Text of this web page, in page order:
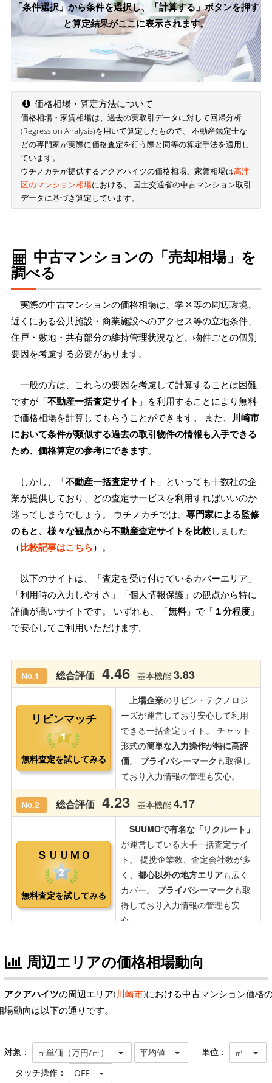
「条件選択」から条件を選択し、「計算する」ボタンを押す
と算定結果がここに表示されます。
価格相場・算定方法について
価格相場・家賃相場は、過去の実取引データに対して回帰分析
(Regression Analysis)を用いて算定したもので、 不動産鑑定士な
どの専門家が実際に価格査定を行う際と同等の算定手法を適用し
ています。
ウチノカチが提供するアクアハイツの価格相場、家賃相場は高津
区のマンション相場における、 国土交通省の中古マンション取引
データに基づき算定しています。
中古マンションの「売却相場」を
調べる
実際の中古マンションの価格相場は、学区等の周辺環境、
近くにある公共施設・商業施設へのアクセス等の立地条件、
住戸・敷地・共有部分の維持管理状況など、物件ごとの個別
要因を考慮する必要があります。
一般の方は、これらの要因を考慮して計算することは困難
ですが「不動産一括査定サイト 」を利用することにより無料
で価格相場を計算してもらうことができます。 また、 川崎市
において条件が類似する過去の取引物件の情報も入手できる
ため、価格算定の参考にできます。
しかし、「不動産一括査定サイト 」といっても十数社の企
業が提供しており、どの査定サービスを利用すればいいのか
迷ってしまうでしょう。 ウチノカチでは、 専門家による監修
のもと、様々な観点から不動産査定サイトを比較しました
（比較記事はこちら）。
以下のサイトは、「査定を受け付けているカバーエリア」
「利用時の入力しやすさ」「個人情報保護」の観点から特に
評価が高いサイトです。 いずれも、「無料」で「 １分程度 」
で安心してご利用いただけます。
周辺エリアの価格相場動向
アクアハイツの周辺エリア(川崎市)における中古マンション価格
場動向は以下の通りです。
対象： ㎡単価（万円/㎡） 平均値 単位： ㎡
タッチ操作： OFF